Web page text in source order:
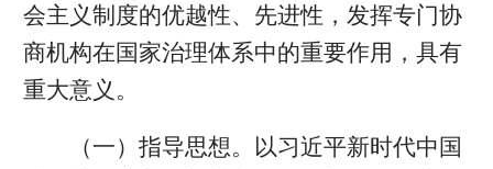
会主义制度的优越性、先进性，发挥专门协
商机构在国家治理体系中的重要作用，具有
重大意义。
（一）指导思想。以习近平新时代中国